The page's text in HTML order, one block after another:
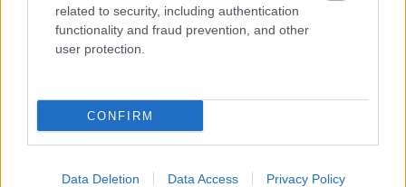
related to security, including authentication
functionality and fraud prevention, and other
user protection.
CONFIRM
Data Deletion Data Access Privacy Policy